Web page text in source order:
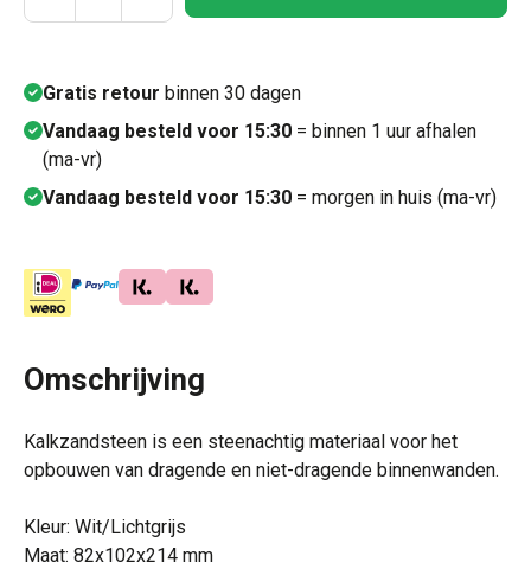
Gratis retour binnen 30 dagen
Vandaag besteld voor 15:30 = binnen 1 uur afhalen
(ma-vr)
Vandaag besteld voor 15:30 = morgen in huis (ma-vr)
Omschrijving
Kalkzandsteen is een steenachtig materiaal voor het
opbouwen van dragende en niet-dragende binnenwanden.
Kleur: Wit/Lichtgrijs
Maat: 82x102x214 mm